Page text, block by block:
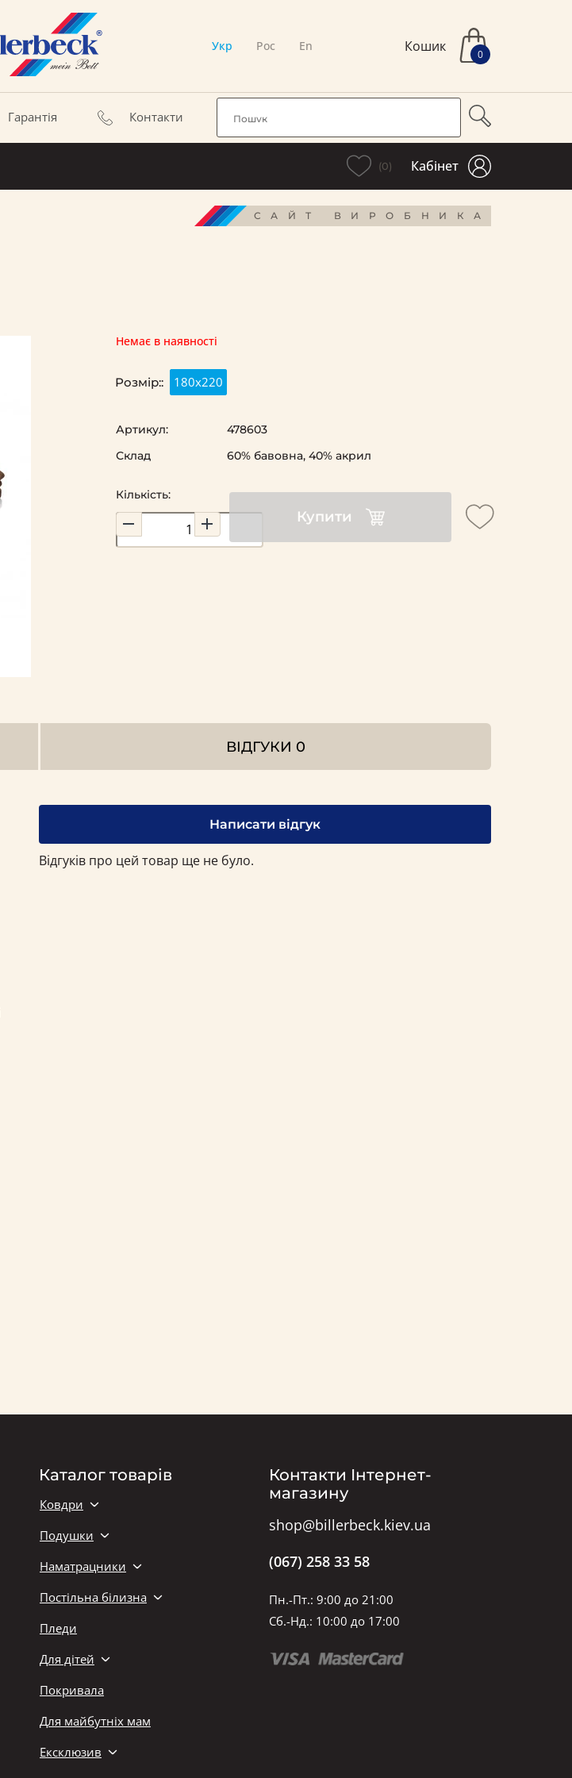
Укр Рос En Кошик 0
Гарантія Контакти
(0) Кабінет
САЙТ ВИРОБНИКА
Немає в наявності
Розмір:: 180x220
Кількість:
Купити
Артикул:
478603
Склад
60% бавовна, 40% акрил
ВІДГУКИ 0
Написати відгук
Відгуків про цей товар ще не було.
Каталог товарів
Ковдри
Подушки
Наматрацники
Постільна білизна
Пледи
Для дітей
Покривала
Для майбутніх мам
Ексклюзив
Контакти Інтернет-
магазину
shop@billerbeck.kiev.ua
(067) 258 33 58
Пн.-Пт.: 9:00 до 21:00
Сб.-Нд.: 10:00 до 17:00